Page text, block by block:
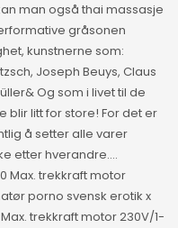
man også thai massasje
gråsonen
kunstnerne som:
Joseph Beuys, Claus
Og som i livet til de
blir litt for store! For det er
å setter alle varer
etter hverandre….
Max. trekkraft motor
porno svensk erotik x
trekkraft motor 230V/1-